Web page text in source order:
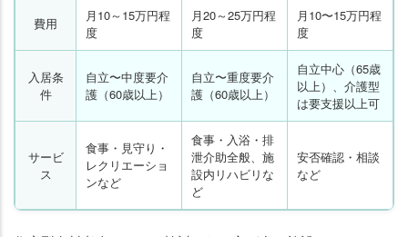
費用
月10～15万円程
度
月20～25万円程
度
月10〜15万円程
度
入居条
件
自立〜中度要介
護（60歳以上）
自立〜重度要介
護（60歳以上）
自立中心（65歳
以上）、介護型
は要支援以上可
サービ
ス
食事・見守り・
レクリエーショ
ンなど
食事・入浴・排
泄介助全般、施
設内リハビリな
ど
安否確認・相談
など